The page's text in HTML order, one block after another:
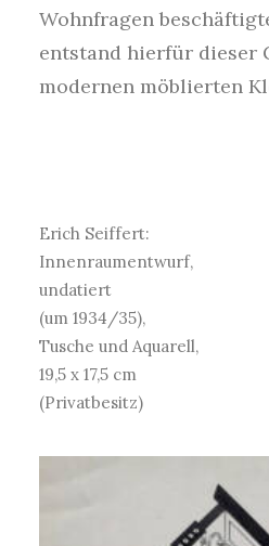
Wohnfragen
entstand hierfür dieser
modernen möblierten
Erich Seiffert:
Innenraumentwurf,
undatiert
(um 1934/35),
Tusche und Aquarell,
19,5 x 17,5 cm
(Privatbesitz)